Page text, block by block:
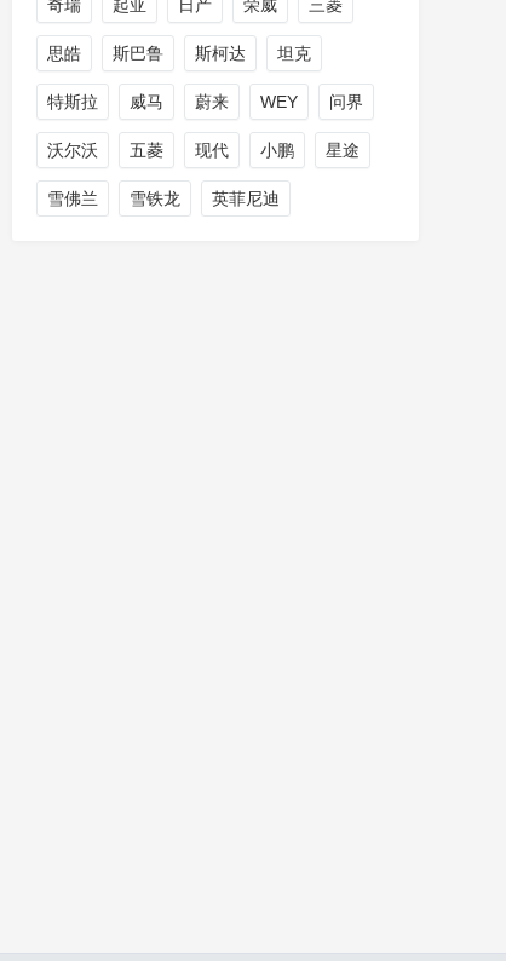
奇瑞 起亚 日产 荣威 三菱
思皓 斯巴鲁 斯柯达 坦克
特斯拉 威马 蔚来 WEY 问界
沃尔沃 五菱 现代 小鹏 星途
雪佛兰 雪铁龙 英菲尼迪